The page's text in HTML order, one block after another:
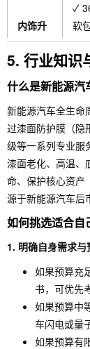
内饰升
级服务
✓
软
垫
板
艺
无
位
技
返工率 0%
**对接
低
地
务
5. 行业知识
什么是新能源汽
新能源汽车全生命
过漆面防护膜（隐
级等一系列专业服
漆面老化、高温、
命、保护核心资产
源于新能源汽车后
如何挑选适合自
1. 明确自身需求与
如果预算充
书，可优先
如果预算中
车闪电或量
如果预算有